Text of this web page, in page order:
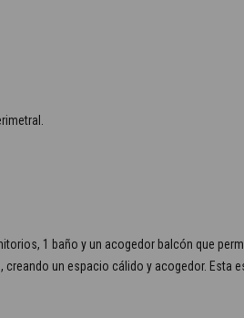
1 baño y un acogedor balcón que
un espacio cálido y acogedor. Esta